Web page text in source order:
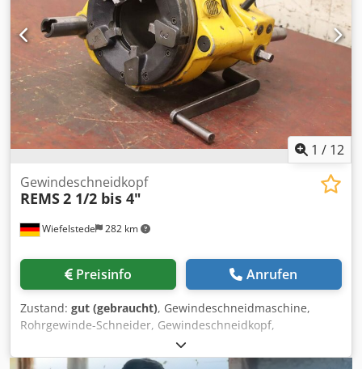
1 / 12
Wiefelstede 282 km
Gewindeschneidkopf
REMS2 1/2 bis 4"
Preisinfo Anrufen
Zustand: gut (gebraucht), Gewindeschneidmaschine,
Rohrgewinde-Schneider, Gewindeschneidkopf,
Gewindeschneidfutter, Gewindefutte,
Gewindeschneidapparat -Hersteller: Rems,